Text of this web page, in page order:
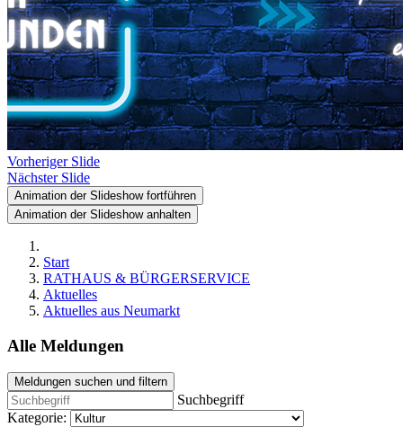
Vorheriger Slide
Nächster Slide
Animation der Slideshow fortführen
Animation der Slideshow anhalten
Start
RATHAUS & BÜRGERSERVICE
Aktuelles
Aktuelles aus Neumarkt
Alle Meldungen
Meldungen suchen und filtern
Suchbegriff
Kategorie: